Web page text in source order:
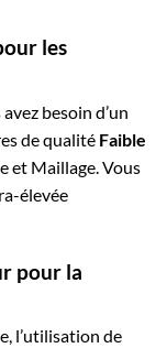
les
besoin d’un
de qualité Faible
et Maillage. Vous
élevée
pour la
l’utilisation de